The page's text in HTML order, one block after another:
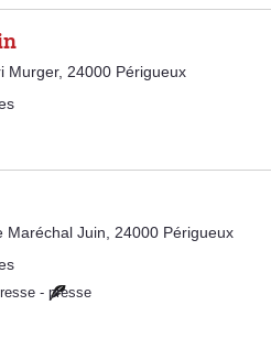
Murger, 24000 Périgueux
Maréchal Juin, 24000 Périgueux
- presse